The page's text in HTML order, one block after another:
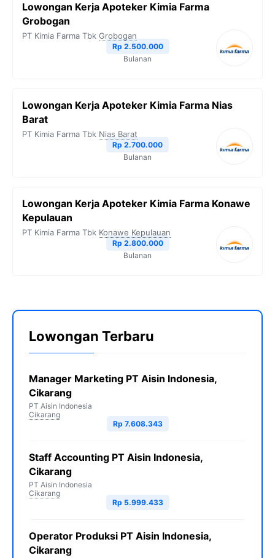
Lowongan Kerja Apoteker Kimia Farma
Grobogan
PT Kimia Farma Tbk Grobogan
Rp 2.500.000
Bulanan
Lowongan Kerja Apoteker Kimia Farma Nias
Barat
PT Kimia Farma Tbk Nias Barat
Rp 2.700.000
Bulanan
Lowongan Kerja Apoteker Kimia Farma Konawe
Kepulauan
PT Kimia Farma Tbk Konawe Kepulauan
Rp 2.800.000
Bulanan
Lowongan Terbaru
Manager Marketing PT Aisin Indonesia,
Cikarang
PT Aisin Indonesia
Cikarang
Rp 7.608.343
Staff Accounting PT Aisin Indonesia,
Cikarang
PT Aisin Indonesia
Cikarang
Rp 5.999.433
Operator Produksi PT Aisin Indonesia,
Cikarang